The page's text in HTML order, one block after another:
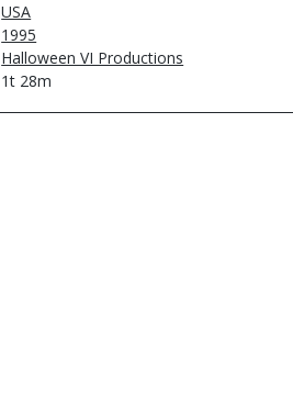
USA
1995
Halloween VI Productions
1t 28m